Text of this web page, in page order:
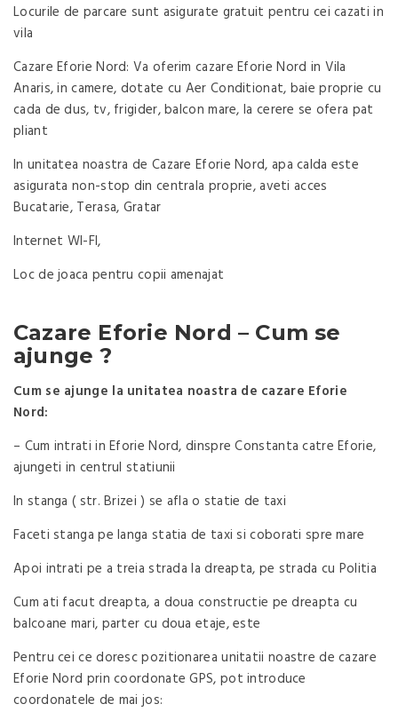
Locurile de parcare sunt asigurate gratuit pentru cei cazati in
vila
Cazare Eforie Nord: Va oferim cazare Eforie Nord in Vila
Anaris, in camere, dotate cu Aer Conditionat, baie proprie cu
cada de dus, tv, frigider, balcon mare, la cerere se ofera pat
pliant
In unitatea noastra de Cazare Eforie Nord, apa calda este
asigurata non-stop din centrala proprie, aveti acces
Bucatarie, Terasa, Gratar
Internet WI-FI,
Loc de joaca pentru copii amenajat
Cazare Eforie Nord – Cum se
ajunge ?
Cum se ajunge la unitatea noastra de cazare Eforie
Nord:
– Cum intrati in Eforie Nord, dinspre Constanta catre Eforie,
ajungeti in centrul statiunii
In stanga ( str. Brizei ) se afla o statie de taxi
Faceti stanga pe langa statia de taxi si coborati spre mare
Apoi intrati pe a treia strada la dreapta, pe strada cu Politia
Cum ati facut dreapta, a doua constructie pe dreapta cu
balcoane mari, parter cu doua etaje, este
Pentru cei ce doresc pozitionarea unitatii noastre de cazare
Eforie Nord prin coordonate GPS, pot introduce
coordonatele de mai jos: